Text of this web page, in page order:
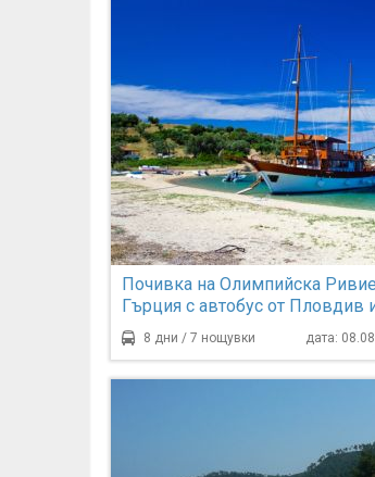
Почивка на Олимпийска
Гърция с автобус от Пловдив
София - 7 нощувки
8 дни / 7 нощувки дата: